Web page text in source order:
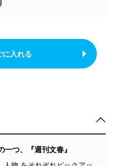
に入れる
つ、『週刊文春』